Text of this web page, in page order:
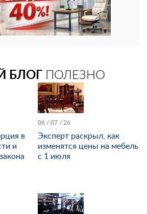
БЛОГ ПОЛЕЗНО
в
и
06 / 07 / 26
Эксперт раскрыл, как
изменятся цены на мебель
с 1 июля